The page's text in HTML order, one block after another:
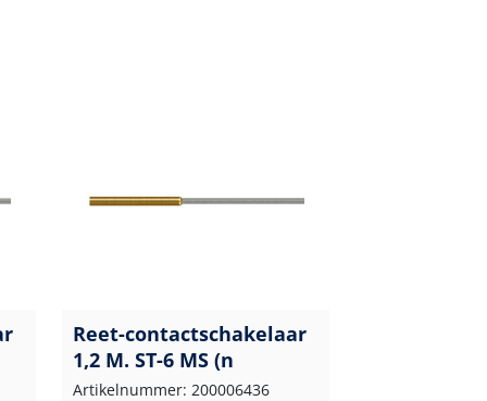
Reet-contactschakelaar
1,2 M. ST-6 MS (n
Artikelnummer: 200006436